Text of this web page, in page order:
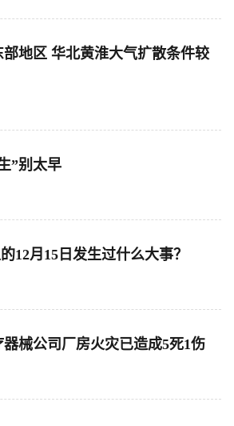
地区 华北黄淮大气扩散条件较
”别太早
12月15日发生过什么大事？
械公司厂房火灾已造成5死1伤